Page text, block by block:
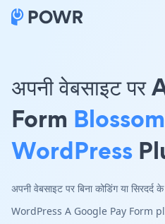
अपनी वेबसाइट
Form
WordPress
अपनी वेबसाइट पर बिना कोडिंग या
WordPress A Google Pay Form